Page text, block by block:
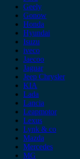
Geely
Gonow
Honda
Hyundai
Isuzu
iveco
Jaecoo
Jaguar
Jeep Chrysler
KIA
Lada
Lancia
Leapmotor
Lexus
Lynk & co
Mazda
Mercedes
MG